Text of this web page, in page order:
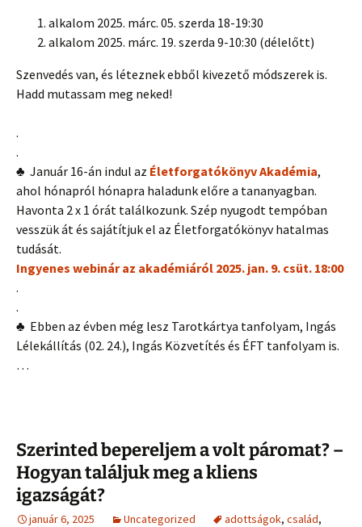
alkalom 2025. márc. 05. szerda 18-19:30
alkalom 2025. márc. 19. szerda 9-10:30 (délelőtt)
Szenvedés van, és léteznek ebből kivezető módszerek is.
Hadd mutassam meg neked!
.
.
♣ Január 16-án indul az Életforgatókönyv Akadémia,
ahol hónapról hónapra haladunk előre a tananyagban.
Havonta 2 x 1 órát találkozunk. Szép nyugodt tempóban
vesszük át és sajátítjuk el az Életforgatókönyv hatalmas
tudását.
Ingyenes webinár az akadémiáról 2025. jan. 9. csüt. 18:00
.
.
♣ Ebben az évben még lesz Tarotkártya tanfolyam, Ingás
Lélekállítás (02. 24.), Ingás Közvetítés és ÉFT tanfolyam is.
…
Szerinted bepereljem a volt páromat? –
Hogyan találjuk meg a kliens
igazságát?
január 6, 2025 Uncategorized adottságok, család,